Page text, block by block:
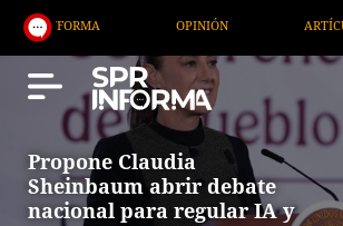
ARTÍCULOS
Propone Claudia
Sheinbaum abrir debate
nacional para regular IA y